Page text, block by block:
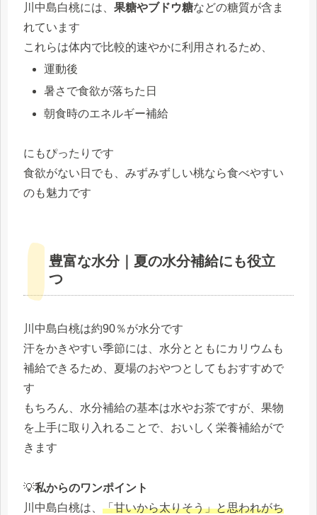
川中島白桃には、 果糖やブドウ糖などの糖質が含ま
れています
これらは体内で比較的速やかに利用されるため、
運動後
暑さで食欲が落ちた日
朝食時のエネルギー補給
にもぴったりです
食欲がない日でも、みずみずしい桃なら食べやすい
のも魅力です
豊富な水分｜夏の水分補給にも役立
つ
川中島白桃は約90％が水分です
汗をかきやすい季節には、水分とともにカリウムも
補給できるため、夏場のおやつとしてもおすすめで
す
もちろん、水分補給の基本は水やお茶ですが、果物
を上手に取り入れることで、おいしく栄養補給がで
きます
💡私からのワンポイント
川中島白桃は、 「甘いから太りそう」と思われがち